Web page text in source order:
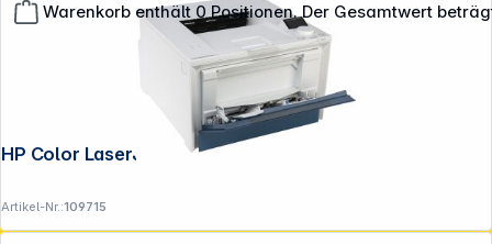
Warenkorb enthält 0 Positionen. Der Gesamtwert
HP Color LaserJet Pro 4202 dw
Artikel-Nr.:109715
**EVP = Empfohlener Verkaufspreis des Herstellers /
Lieferanten zzgl. 19% Mwst.
Alle Preise exkl. gesetzl. Mehrwertsteuer zzgl.
Versandkosten